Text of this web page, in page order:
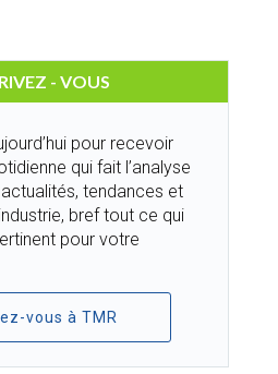
- VOUS
pour recevoir
qui fait l’analyse
tendances et
bref tout ce qui
pour votre
vous à TMR